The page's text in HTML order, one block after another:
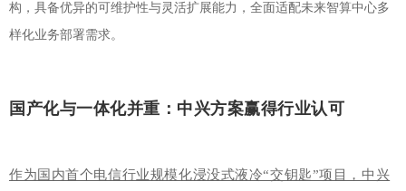
构，具备优异的可维护性与灵活扩展能力，全面适配未来智算中心多
样化业务部署需求。
国产化与一体化并重：中兴方案赢得行业认可
作为国内首个电信行业规模化浸没式液冷“交钥匙”项目，中兴